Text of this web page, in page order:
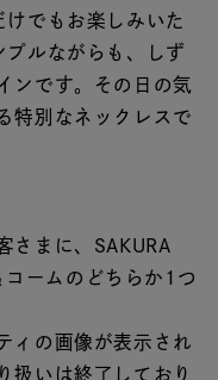
～
すべて表示
でもお楽しみいた
プルながらも、しず
ンです。その日の気
特別なネックレスで
さまに、SAKURA
ームのどちらか1つ
ィの画像が表示され
扱いは終了しており